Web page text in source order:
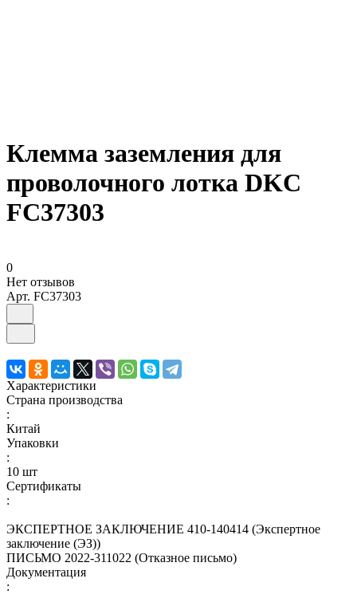
Клемма заземления для
проволочного лотка DKC
FC37303
0
Нет отзывов
Арт. FC37303
Характеристики
Страна производства
:
Китай
Упаковки
:
10 шт
Сертификаты
:
ЭКСПЕРТНОЕ ЗАКЛЮЧЕНИЕ 410-140414 (Экспертное
заключение (ЭЗ))
ПИСЬМО 2022-311022 (Отказное письмо)
Документация
: